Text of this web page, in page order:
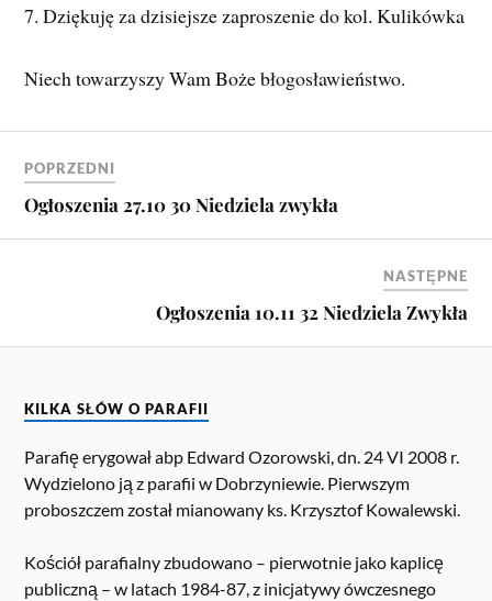
7. Dziękuję za dzisiejsze zaproszenie do kol. Kulikówka
Niech towarzyszy Wam Boże błogosławieństwo.
POPRZEDNI
Ogłoszenia 27.10 30 Niedziela zwykła
NASTĘPNE
Ogłoszenia 10.11 32 Niedziela Zwykła
KILKA SŁÓW O PARAFII
Parafię erygował abp Edward Ozorowski, dn. 24 VI 2008 r.
Wydzielono ją z parafii w Dobrzyniewie. Pierwszym
proboszczem został mianowany ks. Krzysztof Kowalewski.
Kościół parafialny zbudowano – pierwotnie jako kaplicę
publiczną – w latach 1984-87, z inicjatywy ówczesnego